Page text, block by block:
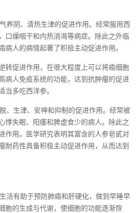
养阴、清热生津的促进作用。经常服用西
口燥咽干和内热消渴等病症。除此之外临
病人的病情起著了积极主动促进作用。
转促进作用，在很大程度上可以将癌细胞
病人免疫系统的功能，达到抗肿瘤的促进
多吃西洋参。
、生津、安神和抑制的促进作用。经常被
悸失眠、阳痿和脾虚食少的病人。除此之
作用。医学研究表明其富含的人参皂甙对
耐药性具备积极主动促进作用，从而达到
活有助于预防肺癌和肝硬化，做到早睡早
胞的生成与代谢，使细胞的功能逐渐恢